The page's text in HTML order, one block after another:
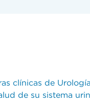
clínicas de
de su sistema